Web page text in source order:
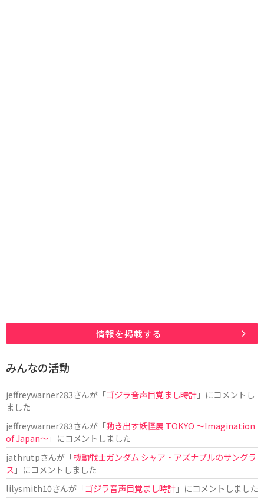
情報を掲載する
みんなの活動
jeffreywarner283さんが「ゴジラ音声目覚まし時計」にコメントし
ました
jeffreywarner283さんが「動き出す妖怪展 TOKYO 〜Imagination
of Japan〜」にコメントしました
jathrutpさんが「機動戦士ガンダム シャア・アズナブルのサングラ
ス 」にコメントしました
lilysmith10さんが「ゴジラ音声目覚まし時計」にコメントしました